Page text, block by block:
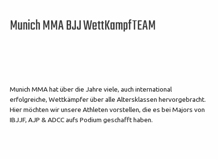
Munich MMA BJJ WettKampfTEAM
Munich MMA hat über die Jahre viele, auch international
erfolgreiche, Wettkämpfer über alle Altersklassen hervorgebracht.
Hier möchten wir unsere Athleten vorstellen, die es bei Majors von
IBJJF, AJP & ADCC aufs Podium geschafft haben.